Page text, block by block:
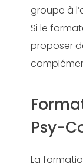
groupe à
Si le
proposer
Psy-
La